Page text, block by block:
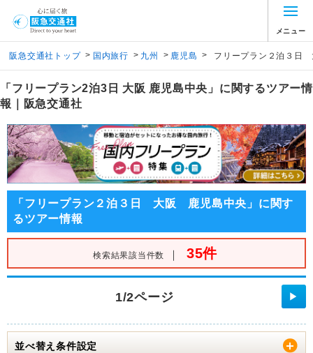
メニュー
阪急交通社トップ > 国内旅行 > 九州 > 鹿児島 > フリープラン２泊３
「フリープラン2泊3日 大阪 鹿児島中央」に関するツアー情
報｜阪急交通社
「フリープラン２泊３日 大阪 鹿児島中央」に関す
るツアー情報
検索結果該当件数 ｜ 35件
1/2ページ ▶
並べ替え条件設定